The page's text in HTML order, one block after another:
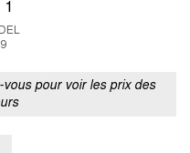
pour voir les prix des